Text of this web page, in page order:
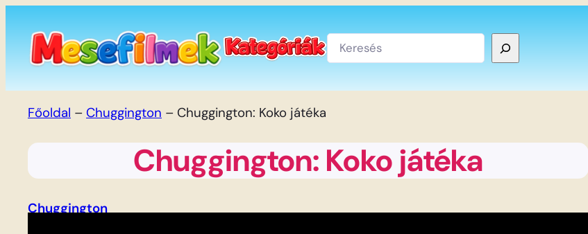
tartalomhoz
Keresés
Főoldal – Chuggington – Chuggington: Koko játéka
Chuggington: Koko játéka
Chuggington